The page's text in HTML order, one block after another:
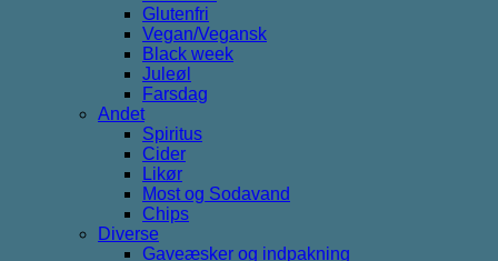
Glutenfri
Vegan/Vegansk
Black week
Juleøl
Farsdag
Andet
Spiritus
Cider
Likør
Most og Sodavand
Chips
Diverse
Gaveæsker og indpakning